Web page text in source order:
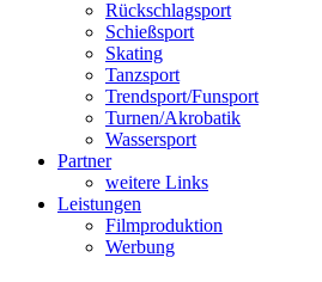
Rückschlagsport
Schießsport
Skating
Tanzsport
Trendsport/Funsport
Turnen/Akrobatik
Wassersport
Partner
weitere Links
Leistungen
Filmproduktion
Werbung